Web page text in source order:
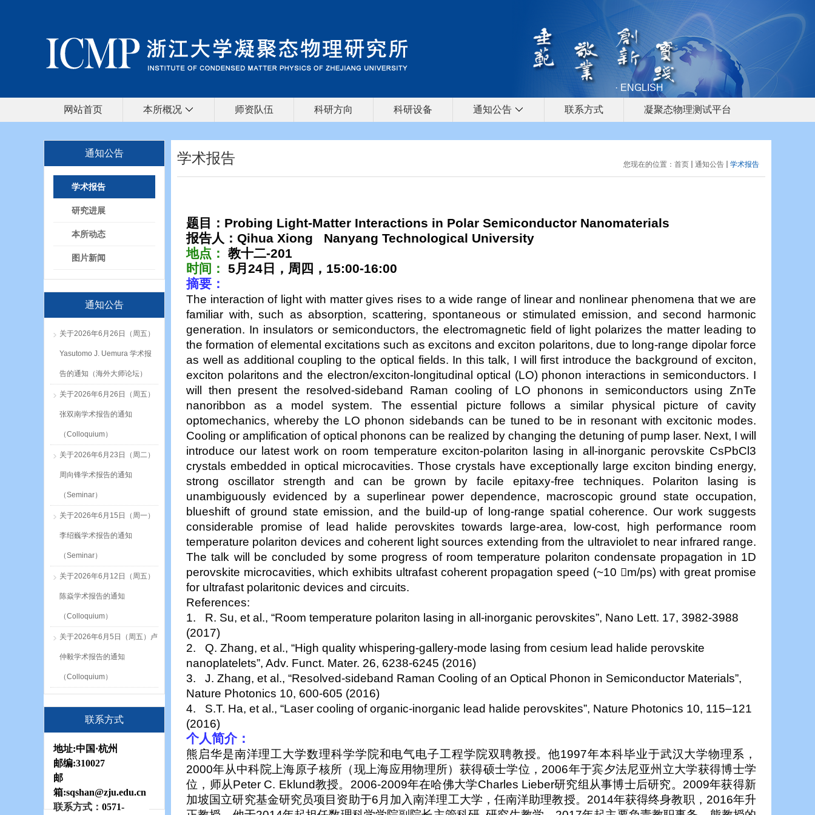
· ENGLISH
网站首页 本所概况 师资队伍 科研方向 科研设备 通知公告 联系方式 凝聚态物理测试平台
通知公告
学术报告
研究进展
本所动态
图片新闻
通知公告
关于2026年6月26日（周五）
Yasutomo J. Uemura 学术报
告的通知（海外大师论坛）
关于2026年6月26日（周五）
张双南学术报告的通知
（Colloquium）
关于2026年6月23日（周二）
周向锋学术报告的通知
（Seminar）
关于2026年6月15日（周一）
李绍巍学术报告的通知
（Seminar）
关于2026年6月12日（周五）
陈焱学术报告的通知
（Colloquium）
关于2026年6月5日（周五）卢
仲毅学术报告的通知
（Colloquium）
联系方式
地址:中国·杭州
邮编:310027
邮
箱:sqshan@zju.edu.cn
联系方式： 0571-
您现在的位置： 首页 通知公告 学术报告
学术报告
题目： Probing Light-Matter Interactions in Polar Semiconductor Nanomaterials
报告人： Qihua Xiong Nanyang Technological University
地点： 教十二-201
时间： 5月 24 日，周四， 15:00-16:00
摘要 ：
The interaction of light with matter gives rises to a wide range of linear and nonlinear phenomena that we are
familiar with, such as absorption, scattering, spontaneous or stimulated emission, and second harmonic
generation. In insulators or semiconductors, the electromagnetic field of light polarizes the matter leading to
the formation of elemental excitations such as excitons and exciton polaritons, due to long-range dipolar force
as well as additional coupling to the optical fields. In this talk, I will first introduce the background of exciton,
exciton polaritons and the electron/exciton-longitudinal optical (LO) phonon interactions in semiconductors. I
will then present the resolved-sideband Raman cooling of LO phonons in semiconductors using ZnTe
nanoribbon as a model system. The essential picture follows a similar physical picture of cavity
optomechanics, whereby the LO phonon sidebands can be tuned to be in resonant with excitonic modes.
Cooling or amplification of optical phonons can be realized by changing the detuning of pump laser. Next, I will
introduce our latest work on room temperature exciton-polariton lasing in all-inorganic perovskite CsPbCl3
crystals embedded in optical microcavities. Those crystals have exceptionally large exciton binding energy,
strong oscillator strength and can be grown by facile epitaxy-free techniques. Polariton lasing is
unambiguously evidenced by a superlinear power dependence, macroscopic ground state occupation,
blueshift of ground state emission, and the build-up of long-range spatial coherence. Our work suggests
considerable promise of lead halide perovskites towards large-area, low-cost, high performance room
temperature polariton devices and coherent light sources extending from the ultraviolet to near infrared range.
The talk will be concluded by some progress of room temperature polariton condensate propagation in 1D
perovskite microcavities, which exhibits ultrafast coherent propagation speed (~10 m/ps) with great promise
for ultrafast polaritonic devices and circuits.
References:
1. R. Su, et al., “Room temperature polariton lasing in all-inorganic perovskites”, Nano Lett. 17, 3982-3988
(2017)
2. Q. Zhang, et al., “High quality whispering-gallery-mode lasing from cesium lead halide perovskite
nanoplatelets”, Adv. Funct. Mater. 26, 6238-6245 (2016)
3. J. Zhang, et al., “Resolved-sideband Raman Cooling of an Optical Phonon in Semiconductor Materials”,
Nature Photonics 10, 600-605 (2016)
4. S.T. Ha, et al., “Laser cooling of organic-inorganic lead halide perovskites”, Nature Photonics 10, 115–121
(2016)
个人简介：
熊启华是南洋理工大学数理科学学院和电气电子工程学院双聘教授。他1997年本科毕业于武汉大学物理系，
2000年从中科院上海原子核所（现上海应用物理所）获得硕士学位， 2006年于宾夕法尼亚州立大学获得博士学
位，师从Peter C. Eklund教授。 2006-2009年在哈佛大学Charles Lieber研究组从事博士后研究。 2009年获得新
加坡国立研究基金研究员项目资助于6 月加入南洋理工大学，任南洋助理教授。 2014年获得终身教职， 2016年升